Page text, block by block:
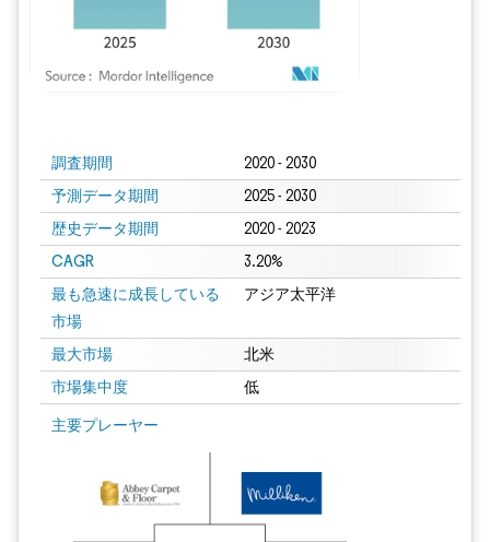
調査期間 2020 - 2030
予測データ期間 2025 - 2030
歴史データ期間 2020 - 2023
CAGR 3.20%
最も急速に成長している
市場
アジア太平洋
最大市場 北米
市場集中度 低
主要プレーヤー